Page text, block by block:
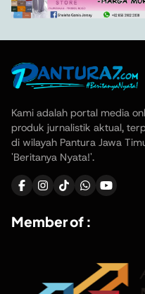
Kami adalah portal media
produk jurnalistik aktual,
di wilayah Pantura Jawa
'Beritanya Nyata!'.
Member of :